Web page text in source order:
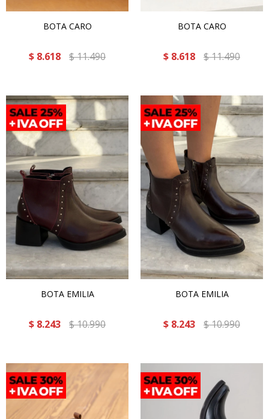
BOTA CARO
$ 8.618 $11.490
BOTA CARO
$ 8.618 $11.490
BOTA EMILIA
$ 8.243 $10.990
BOTA EMILIA
$ 8.243 $10.990